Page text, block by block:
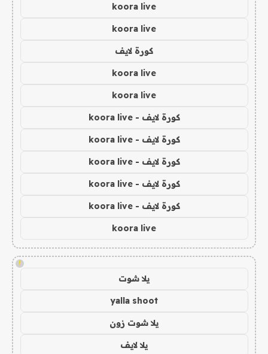
koora live
koora live
كورة لايف
koora live
koora live
كورة لايف - koora live
كورة لايف - koora live
كورة لايف - koora live
كورة لايف - koora live
كورة لايف - koora live
koora live
!
يلا شوت
yalla shoot
يلا شوت زون
يلا لايف